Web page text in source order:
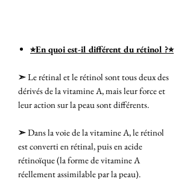
⭐︎En quoi est-il différent du rétinol ?⭐︎
➣Le rétinal et le rétinol sont tous deux des
dérivés de la vitamine A, mais leur force et
leur action sur la peau sont différents.
➣Dans la voie de la vitamine A, le rétinol
est converti en rétinal, puis en acide
rétinoïque (la forme de vitamine A
réellement assimilable par la peau).